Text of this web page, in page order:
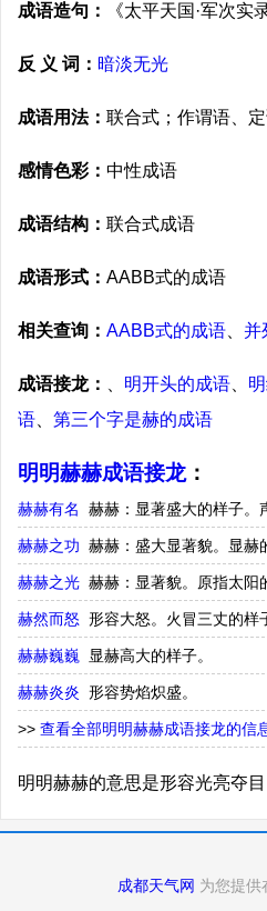
成语造句： 《太平天国·军次
反 义 词： 暗淡无光
成语用法： 联合式；作谓语、
感情色彩： 中性成语
成语结构： 联合式成语
成语形式： AABB式的成语
相关查询： AABB式的成语 并
成语接龙： 明开头的成语
语
第三个字是赫的成语
明明赫赫成语接龙：
赫赫有名 赫赫：显著盛大的样子。
赫赫之功 赫赫：盛大显著貌。显赫
赫赫之光 赫赫：显著貌。原指太阳
赫然而怒 形容大怒。火冒三丈的样
赫赫巍巍 显赫高大的样子。
赫赫炎炎 形容势焰炽盛。
>> 查看全部明明赫赫成语接龙的信
明明赫赫的意思是形容光亮夺目
成都天气网 为您提供